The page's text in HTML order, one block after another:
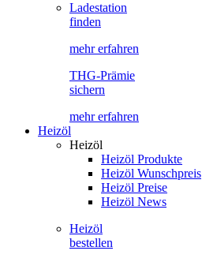
Ladestation
finden
mehr erfahren
THG-Prämie
sichern
mehr erfahren
Heizöl
Heizöl
Heizöl Produkte
Heizöl Wunschpreis
Heizöl Preise
Heizöl News
Heizöl
bestellen